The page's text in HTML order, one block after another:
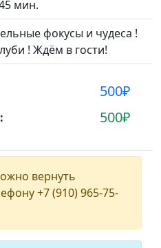
мин.
фокусы и чудеса !
! Ждём в гости!
500₽
500₽
вернуть
+7 (910) 965-75-